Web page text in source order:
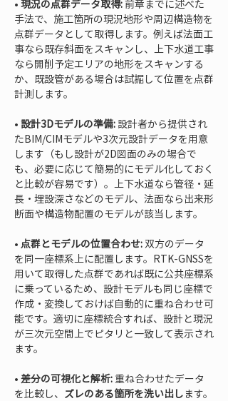
• 現況の点群データ取得: 前章までに述べた
手法で、施工箇所の現況地形や周辺構造物を
点群データとして取得します。例えば法面工
事なら既存斜面をスキャンし、上下水道工事
なら開削予定エリアの地形をスキャンする
か、既設管がある場合は試掘して位置を点群
• 設計3Dモデルの準備: 設計者から提供され
たBIM/CIMモデルや3次元設計データを用意
します（もし設計が2D図面のみの場合で
も、必要に応じて簡易的にモデル化しておく
と比較が容易です）。上下水道なら管径・延
長・埋設深さなどのモデル、法面なら出来形
• 点群とモデルの位置合わせ: 双方のデータ
を同一座標系上に配置します。RTK-GNSSを
用いて取得した点群であれば既に公共座標系
に乗っているため、設計モデルも同じ座標で
作成・変換しておけば自動的に重ね合わせ可
能です。適切に座標統合すれば、設計と現況
が三次元空間上でピタリと一致して表示され
• 差分の可視化と解析: 重ね合わせたデータ
を比較し、 ズレのある箇所を洗い出し ます。